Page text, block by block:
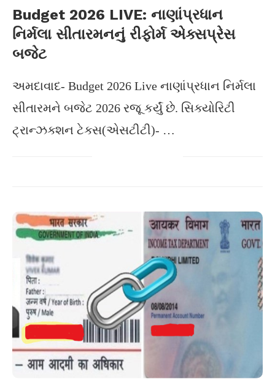
Budget 2026 LIVE: નાણાંપ્રધાન
નિર્મલા સીતારમનનું રીફોર્મ એક્સપ્રેસ
બજેટ
અમદાવાદ- Budget 2026 Live નાણાંપ્રધાન નિર્મલા
સીતારમને બજેટ 2026 રજૂ કર્યું છે. સિક્યોરિટી
ટ્રાન્ઝક્શન ટેક્સ(એસટીટી)- …